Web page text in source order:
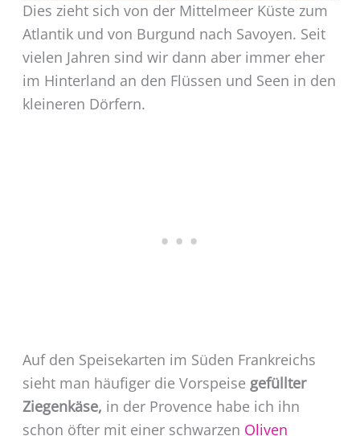
Dies zieht sich von der Mittelmeer Küste zum
Atlantik und von Burgund nach Savoyen. Seit
vielen Jahren sind wir dann aber immer eher
im Hinterland an den Flüssen und Seen in den
kleineren Dörfern.
Auf den Speisekarten im Süden Frankreichs
sieht man häufiger die Vorspeise gefüllter
Ziegenkäse, in der Provence habe ich ihn
schon öfter mit einer schwarzen Oliven